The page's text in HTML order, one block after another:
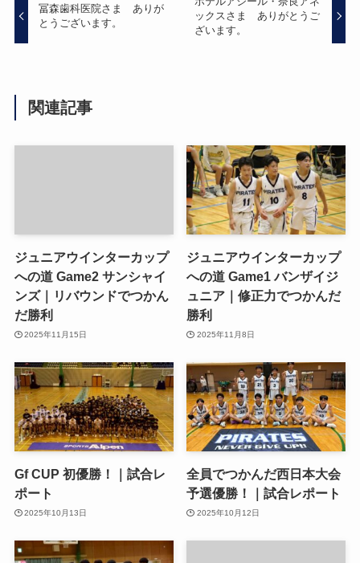
冨森歯科医院さま ありが
とうございます。
ックスさま ありがとうご
ざいます。
関連記事
ジュニアウインターカップ
への道 Game2 サンシャイ
ンズ｜リバウンドでつかん
だ勝利
2025年11月15日
ジュニアウインターカップ
への道 Game1 バンザイジ
ュニア｜修正力でつかんだ
勝利
2025年11月8日
Gf CUP 初優勝！｜試合レ
ポート
2025年10月13日
全員でつかんだ西日本大会
予選優勝！｜試合レポート
2025年10月12日